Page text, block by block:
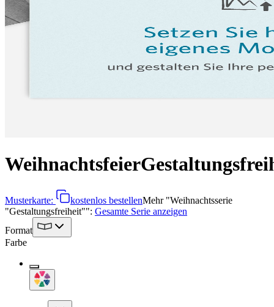
Weihnachtsfeier
Musterkarte: kostenlos bestellenMehr"Weihnachtsserie
"Gestaltungsfreiheit"": Gesamte Serie anzeigen
Format
Farbe